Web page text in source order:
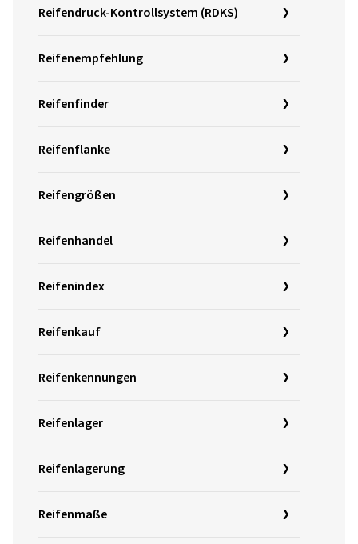
Reifendruck-Kontrollsystem (RDKS)
Reifenempfehlung
Reifenfinder
Reifenflanke
Reifengrößen
Reifenhandel
Reifenindex
Reifenkauf
Reifenkennungen
Reifenlager
Reifenlagerung
Reifenmaße